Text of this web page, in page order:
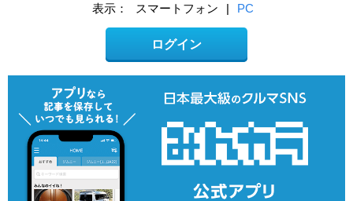
表示： スマートフォン | PC
ログイン